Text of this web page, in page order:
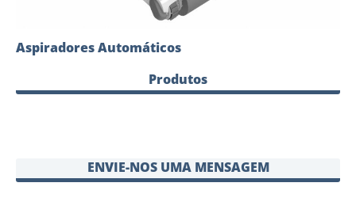
Aspiradores Automáticos
Produtos
ENVIE-NOS UMA MENSAGEM